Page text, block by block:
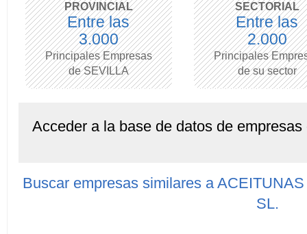
PROVINCIAL
Entre las
3.000
Principales Empresas
de SEVILLA
SECTORIAL
Entre las
2.000
Principales
de su sector
Acceder a la base de datos de
Buscar empresas similares a
SL.